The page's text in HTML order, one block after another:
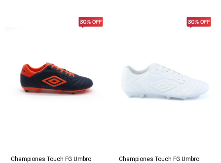
Championes Touch FG Umbro
Championes Touch FG Umbro